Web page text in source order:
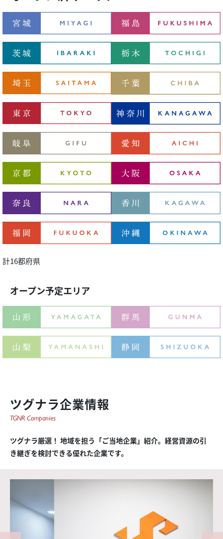
計16都府県
オープン予定エリア
ツグナラ企業情報
TGNR Companies
ツグナラ厳選！ 地域を担う「ご当地企業」紹介。経営資源の引
き継ぎを検討できる優れた企業です。